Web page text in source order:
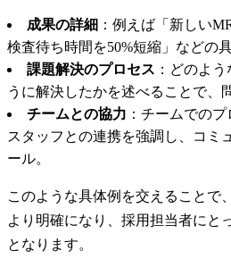
成果の詳細 ：例えば「新しい
検査待ち時間を50%短縮」などの
課題解決のプロセス ：どのよ
うに解決したかを述べることで、
チームとの協力 ：チームでの
スタッフとの連携を強調し、コミ
ール。
このような具体例を交えることで
より明確になり、採用担当者にと
となります。